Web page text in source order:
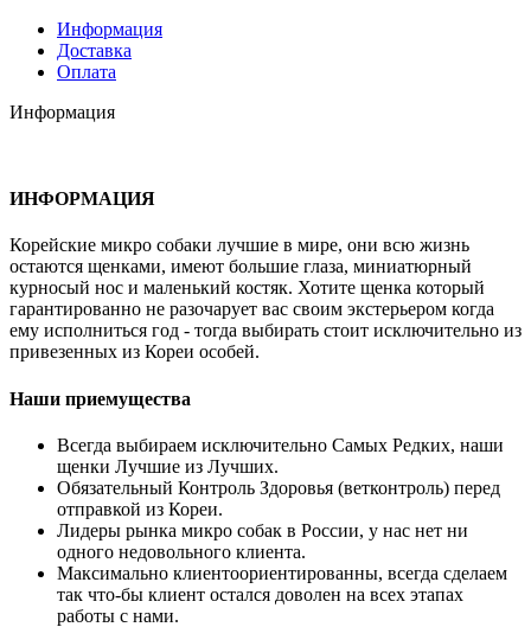
Информация
Доставка
Оплата
Информация
ИНФОРМАЦИЯ
Корейские микро собаки лучшие в мире, они всю жизнь
остаются щенками, имеют большие глаза, миниатюрный
курносый нос и маленький костяк. Хотите щенка который
гарантированно не разочарует вас своим экстерьером когда
ему исполниться год - тогда выбирать стоит исключительно из
привезенных из Кореи особей.
Наши приемущества
Всегда выбираем исключительно Самых Редких, наши
щенки Лучшие из Лучших.
Обязательный Контроль Здоровья (ветконтроль) перед
отправкой из Кореи.
Лидеры рынка микро собак в России, у нас нет ни
одного недовольного клиента.
Максимально клиентоориентированны, всегда сделаем
так что-бы клиент остался доволен на всех этапах
работы с нами.